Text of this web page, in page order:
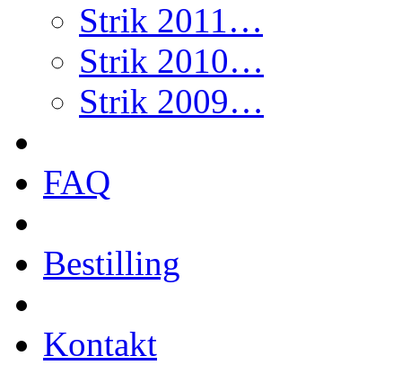
Strik 2011…
Strik 2010…
Strik 2009…
FAQ
Bestilling
Kontakt